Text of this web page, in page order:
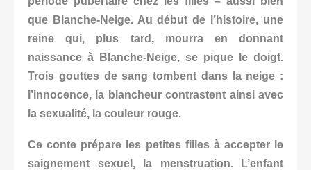
que Blanche-Neige. Au début de l’histoire, une
reine qui, plus tard, mourra en donnant
naissance à Blanche-Neige, se pique le doigt.
Trois gouttes de sang tombent dans la neige :
l’innocence, la blancheur contrastent ainsi avec
la sexualité, la couleur rouge.
Ce conte prépare les petites filles à accepter le
saignement sexuel, la menstruation. L’enfant